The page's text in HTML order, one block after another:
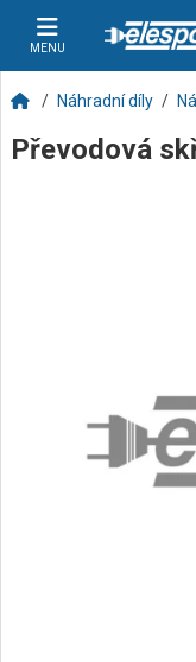
MENU
Náhradní díly
Převodová